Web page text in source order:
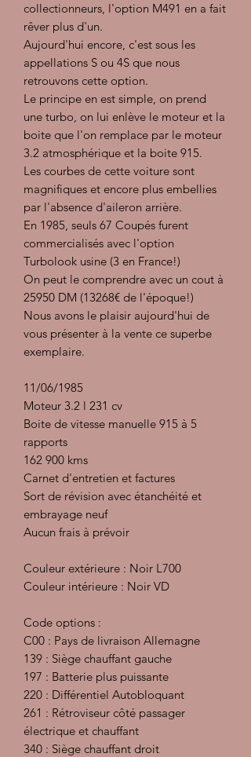
collectionneurs, l'option M491 en a fait
rêver plus d'un.
Aujourd'hui encore, c'est sous les
appellations S ou 4S que nous
retrouvons cette option.
Le principe en est simple, on prend
une turbo, on lui enlève le moteur et la
boite que l'on remplace par le moteur
3.2 atmosphérique et la boite 915.
Les courbes de cette voiture sont
magnifiques et encore plus embellies
par l'absence d'aileron arrière.
En 1985, seuls 67 Coupés furent
commercialisés avec l'option
Turbolook usine (3 en France!)
On peut le comprendre avec un cout à
25950 DM (13268€ de l'époque!)
Nous avons le plaisir aujourd'hui de
vous présenter à la vente ce superbe
exemplaire.
11/06/1985
Moteur 3.2 l 231 cv
Boite de vitesse manuelle 915 à 5
rapports
162 900 kms
Carnet d'entretien et factures
Sort de révision avec étanchéité et
embrayage neuf
Aucun frais à prévoir
Couleur extérieure : Noir L700
Couleur intérieure : Noir VD
Code options :
C00 : Pays de livraison Allemagne
139 : Siège chauffant gauche
197 : Batterie plus puissante
220 : Différentiel Autobloquant
261 : Rétroviseur côté passager
électrique et chauffant
340 : Siège chauffant droit